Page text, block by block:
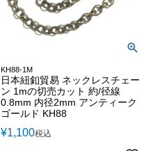
KH88-1M
日本紐釦貿易 ネックレスチェー
ン 1mの切売カット 約/径線
0.8mm 内径2mm アンティーク
ゴールド KH88
¥1,100税込